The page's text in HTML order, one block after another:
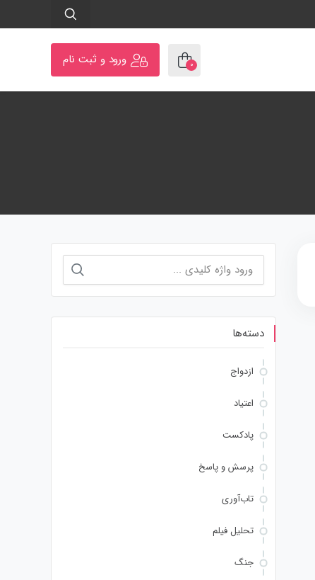
۰ ورود و ثبت نام
جستجو
برای:
دسته‌ها
ازدواج
اعتیاد
پادکست
پرسش و پاسخ
تاب‌آوری
تحلیل فیلم
جنگ